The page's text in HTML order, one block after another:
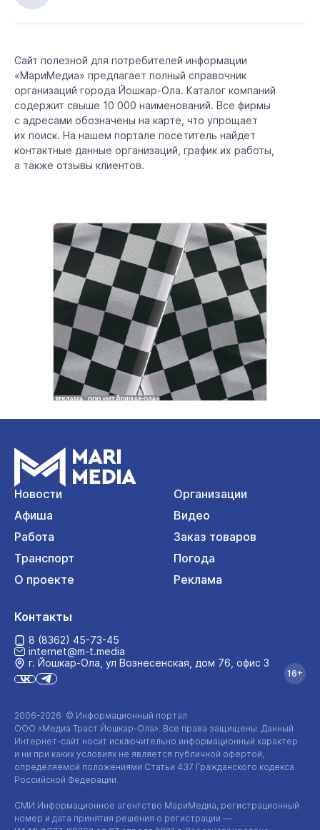
Сайт полезной для потребителей информации
«МариМедиа» предлагает полный справочник
организаций города Йошкар-Ола. Каталог компаний
содержит свыше 10 000 наименований. Все фирмы
с адресами обозначены на карте, что упрощает
их поиск. На нашем портале посетитель найдет
контактные данные организаций, график их работы,
а также отзывы клиентов.
Новости
Организации
Афиша
Видео
Работа
Заказ товаров
Транспорт
Погода
О проекте
Реклама
2006-2026 © Информационный портал
ООО «Медиа Траст Йошкар-Ола». Все права защищены. Данный
Интернет-сайт носит исключительно информационный характер
и ни при каких условиях не является публичной офертой,
определяемой положениями Статьи 437 Гражданского кодекса
Российской Федерации.
СМИ Информационное агентство МариМедиа, регистрационный
номер и дата принятия решения о регистрации —
Контакты
8 (8362) 45-73-45
internet@m-t.media
г. Йошкар‑Ола, ул Вознесенская, дом 76, офис 3
16+